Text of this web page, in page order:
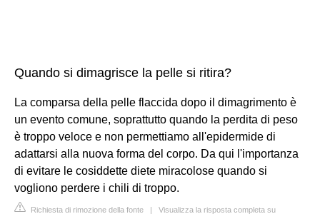
Quando si dimagrisce la pelle si ritira?
La comparsa della pelle flaccida dopo il dimagrimento è
un evento comune, soprattutto quando la perdita di peso
è troppo veloce e non permettiamo all'epidermide di
adattarsi alla nuova forma del corpo. Da qui l'importanza
di evitare le cosiddette diete miracolose quando si
vogliono perdere i chili di troppo.
Richiesta di rimozione della fonte | Visualizza la risposta completa su